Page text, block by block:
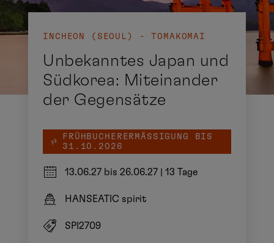
INCHEON (SEOUL) - TOMAKOMAI
Unbekanntes Japan und
Südkorea: Miteinander
der Gegensätze
FRÜHBUCHERERMÄSSIGUNG BIS 3
1.10.2026
13.06.27 bis 26.06.27 13 Tage
HANSEATIC spirit
SPI2709